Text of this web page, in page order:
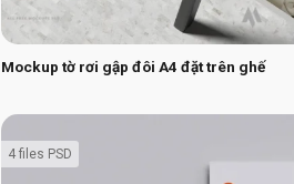
Mockup tờ rơi gập đôi A4 đặt trên ghế
4 files PSD